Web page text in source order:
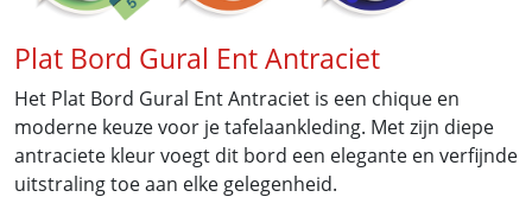
Plat Bord Gural Ent Antraciet
Het Plat Bord Gural Ent Antraciet is een chique en
moderne keuze voor je tafelaankleding. Met zijn diepe
antraciete kleur voegt dit bord een elegante en verfijnde
uitstraling toe aan elke gelegenheid.